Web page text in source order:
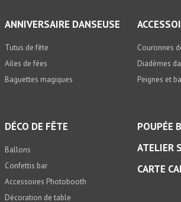
ANNIVERSAIRE DANSEUSE
Tutus de fête
Ailes de fées
Baguettes magiques
Couronnes
Diadèmes
Peignes et
DÉCO DE FÊTE
Ballons
Confettis bar
Accessoires Photobooth
Décoration de table
POUPÉE
ATELIER
CARTE